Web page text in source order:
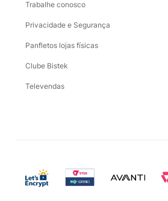
Trabalhe conosco
Privacidade e Segurança
Panfletos lojas físicas
Clube Bistek
Televendas